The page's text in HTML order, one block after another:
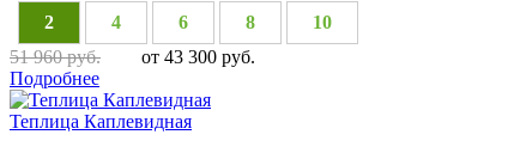
2
4 6 8
10
51 960 руб.
от 43 300 руб.
Подробнее
Теплица Каплевидная